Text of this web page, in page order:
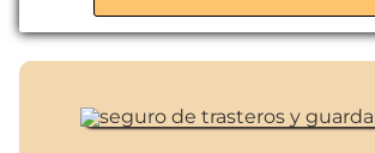
Acceso 365 días al año